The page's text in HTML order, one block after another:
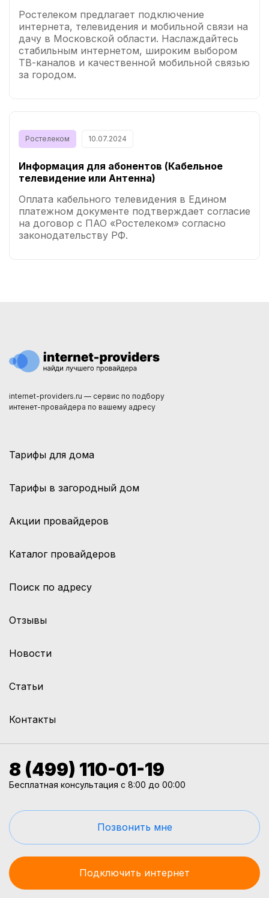
Ростелеком предлагает подключение
интернета, телевидения и мобильной связи на
дачу в Московской области. Наслаждайтесь
стабильным интернетом, широким выбором
ТВ-каналов и качественной мобильной связью
за городом.
Ростелеком 10.07.2024
Информация для абонентов (Кабельное
телевидение или Антенна)
Оплата кабельного телевидения в Едином
платежном документе подтверждает согласие
на договор с ПАО «Ростелеком» согласно
законодательству РФ.
internet-providers.ru — сервис по подбору
интенет-провайдера по вашему адресу
Тарифы для дома
Тарифы в загородный дом
Акции провайдеров
Каталог провайдеров
Поиск по адресу
Отзывы
Новости
Статьи
Контакты
8 (499) 110-01-19
Бесплатная консультация с 8:00 до 00:00
Позвонить мне
Подключить интернет